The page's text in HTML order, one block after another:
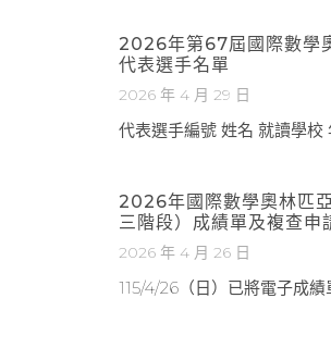
2026年第67屆國際數學
代表選手名單
2026 年 4 月 29 日
代表選手編號 姓名 就讀學校
2026年國際數學奧林匹
三階段）成績單及複查申
2026 年 4 月 26 日
115/4/26（日）已將電子成績